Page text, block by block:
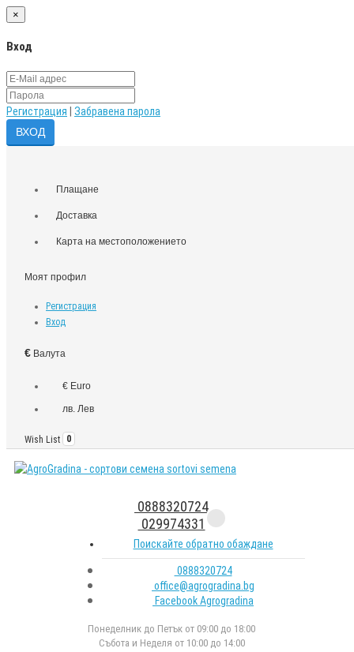
×
Вход
Регистрация Забравена парола
Плащане
Доставка
Карта на местоположението
Моят профил
Регистрация
Вход
€ Валута
€ Euro
лв. Лев
Wish List 0
0888320724
029974331
Поискайте обратно обаждане
0888320724
office@agrogradina.bg
Facebook Agrogradina
Понеделник до Петък от 09:00 до 18:00
Събота и Неделя от 10:00 до 14:00